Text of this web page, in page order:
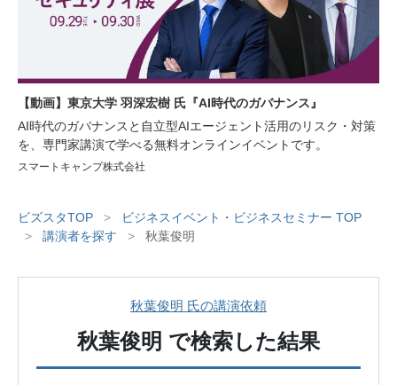
【動画】東京大学 羽深宏樹 氏『AI時代のガバナンス』
AI時代のガバナンスと自立型AIエージェント活用のリスク・対策
を、専門家講演で学べる無料オンラインイベントです。
スマートキャンプ株式会社
ビズスタTOP >
ビジネスイベント・ビジネスセミナー TOP
>
講演者を探す > 秋葉俊明
秋葉俊明 氏の講演依頼
秋葉俊明 で検索した結果